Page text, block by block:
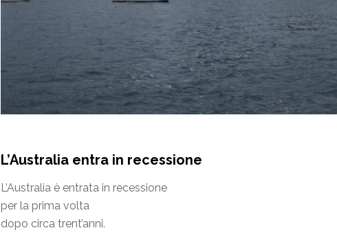
L’Australia entra in recessione
L’Australia è entrata in recessione
per la prima volta
dopo circa trent’anni.